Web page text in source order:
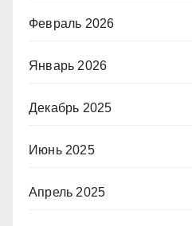
Февраль 2026
Январь 2026
Декабрь 2025
Июнь 2025
Апрель 2025